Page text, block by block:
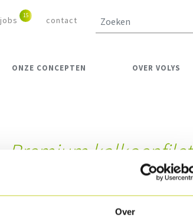
Over
jobs contact
ONZE CONCEPTEN OVER VOLYS
Premium kalkoenfilet